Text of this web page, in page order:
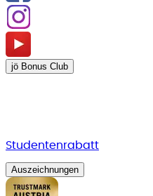
jö Bonus Club
Studentenrabatt
Auszeichnungen